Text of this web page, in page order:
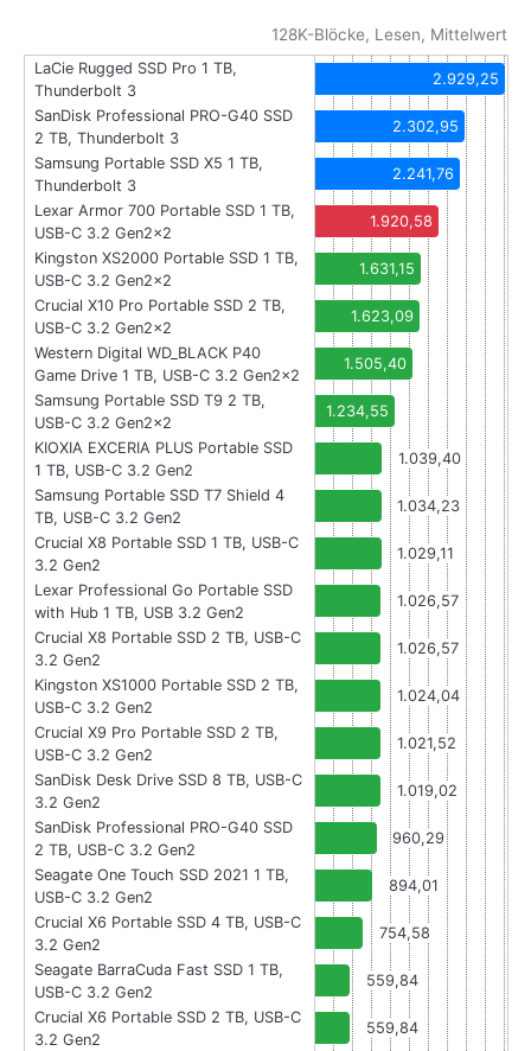
128K-Blöcke, Lesen, Mittelwert
LaCie Rugged SSD Pro 1 TB,
Thunderbolt 3
2.929,25
SanDisk Professional PRO-G40 SSD
2 TB, Thunderbolt 3
2.302,95
Samsung Portable SSD X5 1 TB,
Thunderbolt 3
2.241,76
Lexar Armor 700 Portable SSD 1 TB,
USB-C 3.2 Gen2x2
1.920,58
Kingston XS2000 Portable SSD 1 TB,
USB-C 3.2 Gen2x2
1.631,15
Crucial X10 Pro Portable SSD 2 TB,
USB-C 3.2 Gen2x2
1.623,09
Western Digital WD_BLACK P40
Game Drive 1 TB, USB-C 3.2 Gen2x2
1.505,40
Samsung Portable SSD T9 2 TB,
USB-C 3.2 Gen2x2
1.234,55
KIOXIA EXCERIA PLUS Portable SSD
1 TB, USB-C 3.2 Gen2
1.039,40
Samsung Portable SSD T7 Shield 4
TB, USB-C 3.2 Gen2
1.034,23
Crucial X8 Portable SSD 1 TB, USB-C
3.2 Gen2
1.029,11
Lexar Professional Go Portable SSD
with Hub 1 TB, USB 3.2 Gen2
1.026,57
Crucial X8 Portable SSD 2 TB, USB-C
3.2 Gen2
1.026,57
Kingston XS1000 Portable SSD 2 TB,
USB-C 3.2 Gen2
1.024,04
Crucial X9 Pro Portable SSD 2 TB,
USB-C 3.2 Gen2
1.021,52
SanDisk Desk Drive SSD 8 TB, USB-C
3.2 Gen2
1.019,02
SanDisk Professional PRO-G40 SSD
2 TB, USB-C 3.2 Gen2
960,29
Seagate One Touch SSD 2021 1 TB,
USB-C 3.2 Gen2
894,01
Crucial X6 Portable SSD 4 TB, USB-C
3.2 Gen2
754,58
Seagate BarraCuda Fast SSD 1 TB,
USB-C 3.2 Gen2
559,84
Crucial X6 Portable SSD 2 TB, USB-C
3.2 Gen2
559,84